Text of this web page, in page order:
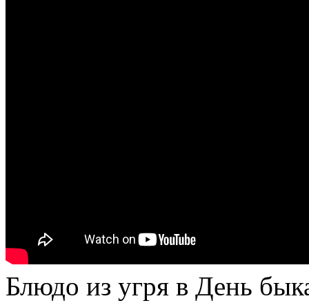
Блюдо из угря в День